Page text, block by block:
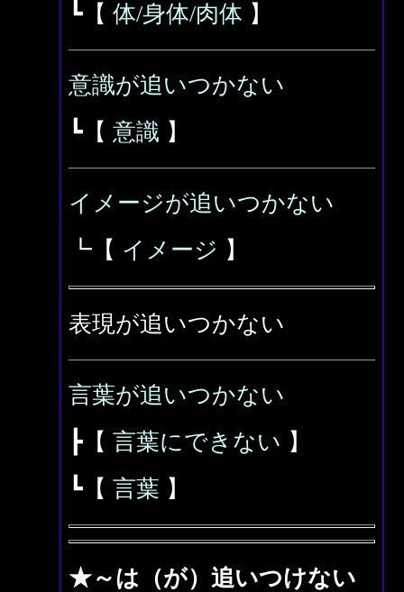
┗【 体/身体/肉体 】
意識が追いつかない
┗【 意識 】
イメージが追いつかない
┗【 イメージ 】
表現が追いつかない
言葉が追いつかない
┣【 言葉にできない 】
┗【 言葉 】
★～は（が）追いつけない